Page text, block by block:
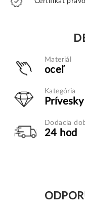
Materiál
oceľ
Kategória
Dodacia
24 hod